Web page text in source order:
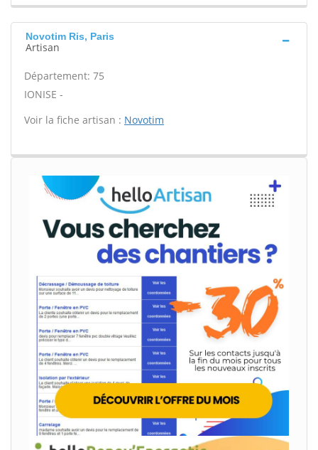
Novotim Ris, Paris
Artisan
Département: 75
IONISE -
Voir la fiche artisan : Novotim